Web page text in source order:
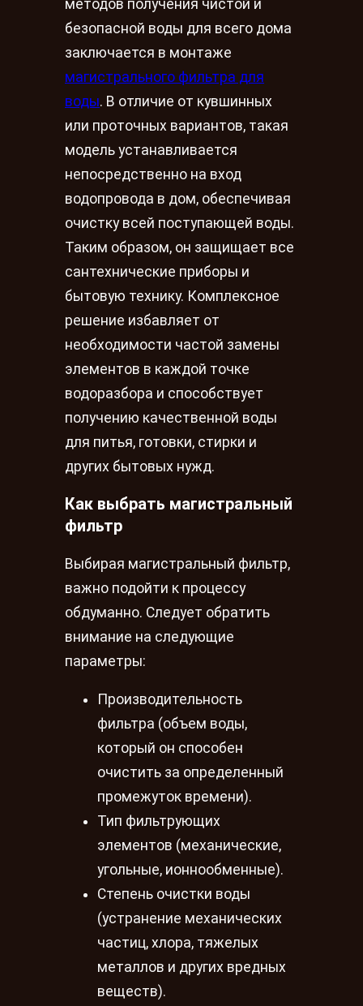
методов получения чистой и
безопасной воды для всего дома
заключается в монтаже
магистрального фильтра для
воды. В отличие от кувшинных
или проточных вариантов, такая
модель устанавливается
непосредственно на вход
водопровода в дом, обеспечивая
очистку всей поступающей воды.
Таким образом, он защищает все
сантехнические приборы и
бытовую технику. Комплексное
решение избавляет от
необходимости частой замены
элементов в каждой точке
водоразбора и способствует
получению качественной воды
для питья, готовки, стирки и
других бытовых нужд.
Как выбрать магистральный
фильтр
Выбирая магистральный фильтр,
важно подойти к процессу
обдуманно. Следует обратить
внимание на следующие
параметры:
Производительность
фильтра (объем воды,
который он способен
очистить за определенный
промежуток времени).
Тип фильтрующих
элементов (механические,
угольные, ионнообменные).
Степень очистки воды
(устранение механических
частиц, хлора, тяжелых
металлов и других вредных
веществ).